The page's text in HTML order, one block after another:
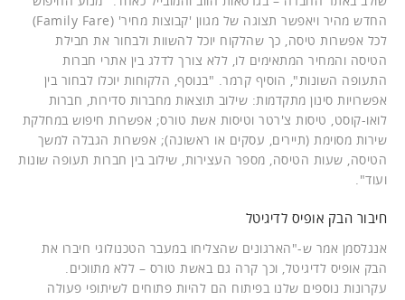
החדש מהיר ויאפשר תצוגה של מגוון 'קבוצות מחיר' (Family Fare)
לכל אפשרות טיסה, כך שהלקוח יוכל להשוות ולבחור את חבילת
הטיסה והמחיר המתאימים לו, ללא צורך לדלג בין אתרי חברות
התעופה השונות", הוסיף קרמר. "בנוסף, הלקוחות יוכלו לבחור בין
אפשרויות סינון מתקדמות: שילוב תוצאות מחברות סדירות, חברות
לואו-קוסט, טיסות צ'רטר וטיסות אשת טורס; אפשרות חיפוש במחלקת
שירות מסוימת (תיירים, עסקים או ראשונה); אפשרות הגבלה למשך
הטיסה, שעות הטיסה, מספר העצירות, שילוב בין חברות תעופה שונות
ועוד".
חיבור הבק אופיס לדיגיטל
אנגלסמן אמר ש-"הארגונים שהצליחו במעבר הטכנולוגי חיברו את
הבק אופיס לדיגיטל, וכך קרה גם באשת טורס – ללא מתווכים.
עקרונות נוספים שלנו בפיתוח הם להיות פתוחים לשיתופי פעולה